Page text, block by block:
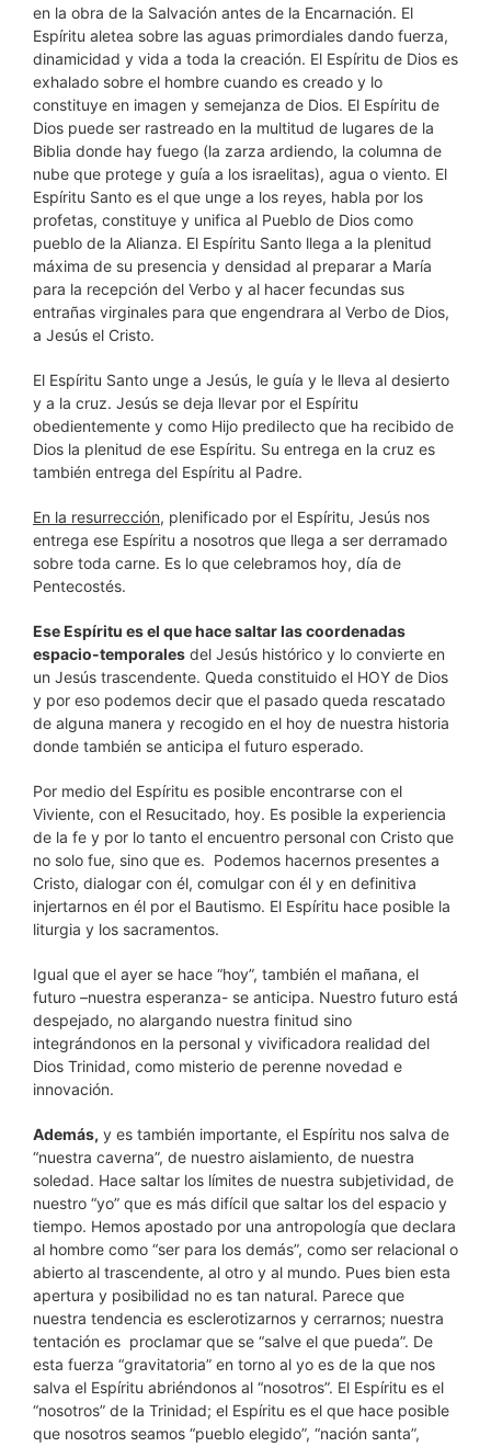
en la obra de la Salvación antes de la Encarnación. El
Espíritu aletea sobre las aguas primordiales dando fuerza,
dinamicidad y vida a toda la creación. El Espíritu de Dios es
exhalado sobre el hombre cuando es creado y lo
constituye en imagen y semejanza de Dios. El Espíritu de
Dios puede ser rastreado en la multitud de lugares de la
Biblia donde hay fuego (la zarza ardiendo, la columna de
nube que protege y guía a los israelitas), agua o viento. El
Espíritu Santo es el que unge a los reyes, habla por los
profetas, constituye y unifica al Pueblo de Dios como
pueblo de la Alianza. El Espíritu Santo llega a la plenitud
máxima de su presencia y densidad al preparar a María
para la recepción del Verbo y al hacer fecundas sus
entrañas virginales para que engendrara al Verbo de Dios,
a Jesús el Cristo.
El Espíritu Santo unge a Jesús, le guía y le lleva al desierto
y a la cruz. Jesús se deja llevar por el Espíritu
obedientemente y como Hijo predilecto que ha recibido de
Dios la plenitud de ese Espíritu. Su entrega en la cruz es
también entrega del Espíritu al Padre.
En la resurrección, plenificado por el Espíritu, Jesús nos
entrega ese Espíritu a nosotros que llega a ser derramado
sobre toda carne. Es lo que celebramos hoy, día de
Pentecostés.
Ese Espíritu es el que hace saltar las coordenadas
espacio-temporales del Jesús histórico y lo convierte en
un Jesús trascendente. Queda constituido el HOY de Dios
y por eso podemos decir que el pasado queda rescatado
de alguna manera y recogido en el hoy de nuestra historia
donde también se anticipa el futuro esperado.
Por medio del Espíritu es posible encontrarse con el
Viviente, con el Resucitado, hoy. Es posible la experiencia
de la fe y por lo tanto el encuentro personal con Cristo que
no solo fue, sino que es. Podemos hacernos presentes a
Cristo, dialogar con él, comulgar con él y en definitiva
injertarnos en él por el Bautismo. El Espíritu hace posible la
liturgia y los sacramentos.
Igual que el ayer se hace “hoy”, también el mañana, el
futuro –nuestra esperanza- se anticipa. Nuestro futuro está
despejado, no alargando nuestra finitud sino
integrándonos en la personal y vivificadora realidad del
Dios Trinidad, como misterio de perenne novedad e
innovación.
Además, y es también importante, el Espíritu nos salva de
“nuestra caverna”, de nuestro aislamiento, de nuestra
soledad. Hace saltar los límites de nuestra subjetividad, de
nuestro “yo” que es más difícil que saltar los del espacio y
tiempo. Hemos apostado por una antropología que declara
al hombre como “ser para los demás”, como ser relacional o
abierto al trascendente, al otro y al mundo. Pues bien esta
apertura y posibilidad no es tan natural. Parece que
nuestra tendencia es esclerotizarnos y cerrarnos; nuestra
tentación es proclamar que se “salve el que pueda”. De
esta fuerza “gravitatoria” en torno al yo es de la que nos
salva el Espíritu abriéndonos al “nosotros”. El Espíritu es el
“nosotros” de la Trinidad; el Espíritu es el que hace posible
que nosotros seamos “pueblo elegido”, “nación santa”,